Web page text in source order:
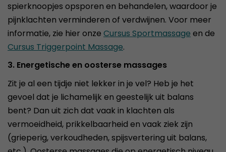
spierknoopjes opsporen en behandelen, waardoor je
pijnklachten verminderen of verdwijnen. Voor meer
informatie, zie hier onze Cursus Sportmassage en de
Cursus Triggerpoint Massage.
3. Energetische en oosterse massages
Zit je al een tijdje niet lekker in je vel? Heb je het
gevoel dat je lichamelijk en geestelijk uit balans
bent? Dan uit zich dat vaak in klachten als
vermoeidheid, prikkelbaarheid en vaak ziek zijn
(grieperig, verkoudheden, spijsvertering uit balans,